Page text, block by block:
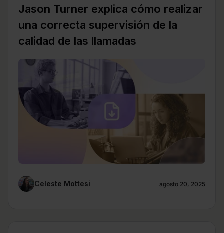
Jason Turner explica cómo realizar
una correcta supervisión de la
calidad de las llamadas
Celeste Mottesi agosto 20, 2025